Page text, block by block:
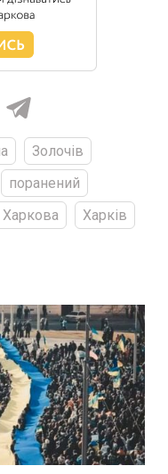
Золочів
поранений
Харків